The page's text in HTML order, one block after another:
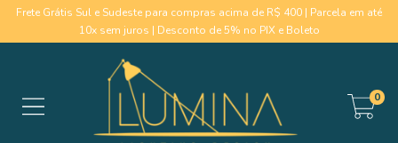
Frete Grátis Sul e Sudeste para compras acima de R$ 400 | Parcela em até
10x sem juros | Desconto de 5% no PIX e Boleto
0